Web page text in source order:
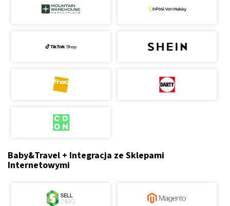
Baby&Travel + Integracja ze Sklepami
Internetowymi